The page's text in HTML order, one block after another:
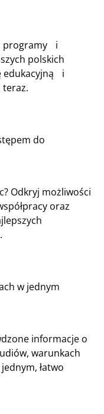
programy i
polskich
edukacyjną i
teraz.
do
Odkryj możliwości
oraz
w jednym
informacje o
warunkach
łatwo